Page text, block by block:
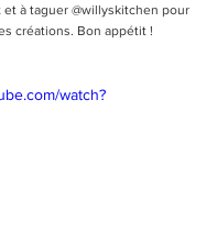
et à taguer @willyskitchen pour
créations. Bon appétit !
watch?